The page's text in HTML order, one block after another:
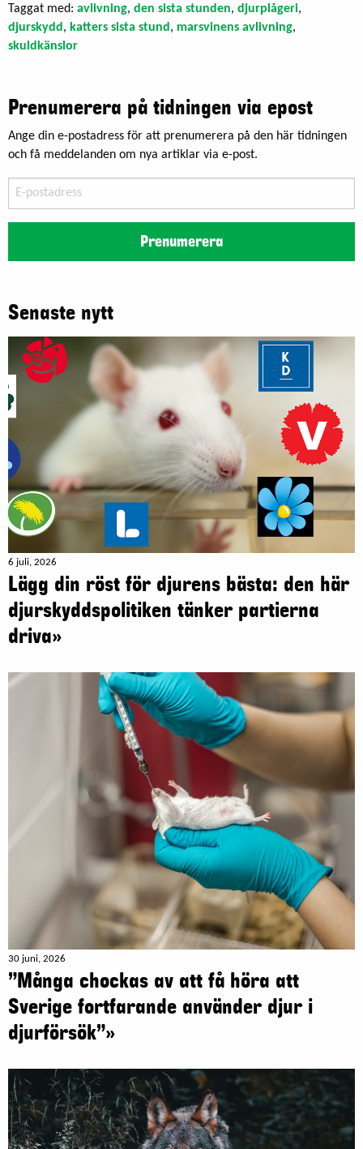
Taggat med: avlivning, den sista stunden, djurplågeri,
djurskydd , katters sista stund , marsvinens avlivning,
skuldkänslor
Prenumerera på tidningen via epost
Ange din e-postadress för att prenumerera på den här tidningen
och få meddelanden om nya artiklar via e-post.
postadress
Prenumerera
Senaste nytt
6 juli, 2026
Lägg din röst för djurens bästa: den här
djurskyddspolitiken tänker partierna
driva»
30 juni, 2026
”Många chockas av att få höra att
Sverige fortfarande använder djur i
djurförsök”»